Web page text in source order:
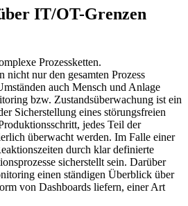
IT/OT-Grenzen
Prozessketten.
nicht nur den gesamten Prozess
auch Mensch und Anlage
bzw. Zustandsüberwachung ist ein
Sicherstellung eines störungsfreien
jedes Teil der
überwacht werden. Im Falle einer
durch klar definierte
sicherstellt sein. Darüber
einen ständigen Überblick über
von Dashboards liefern, einer Art